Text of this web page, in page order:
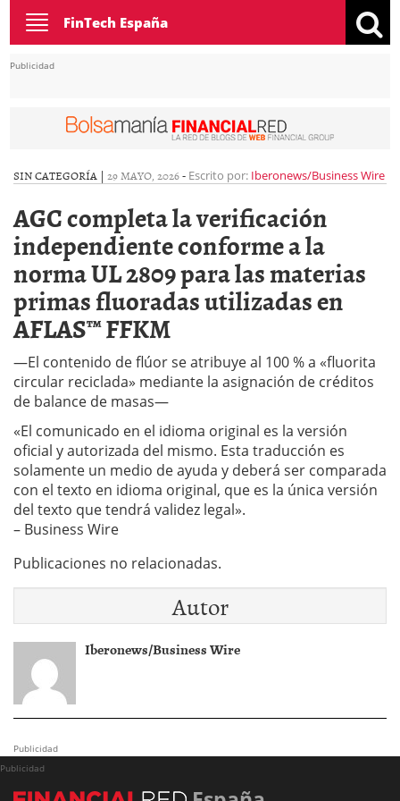
Toggle
navigation
FinTech España
Publicidad
SIN CATEGORÍA | 29 MAYO, 2026- Escrito por: Iberonews/Business Wire
AGC completa la verificación
independiente conforme a la
norma UL 2809 para las materias
primas fluoradas utilizadas en
AFLAS™ FFKM
—El contenido de flúor se atribuye al 100 % a «fluorita
circular reciclada» mediante la asignación de créditos
de balance de masas—
«El comunicado en el idioma original es la versión
oficial y autorizada del mismo. Esta traducción es
solamente un medio de ayuda y deberá ser comparada
con el texto en idioma original, que es la única versión
del texto que tendrá validez legal».
– Business Wire
Publicaciones no relacionadas.
Autor
Iberonews/Business Wire
Publicidad
Publicidad